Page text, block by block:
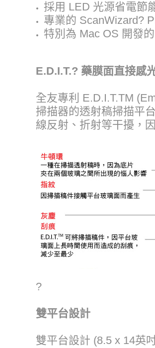
採用 LED 光源省電節
專業的 ScanWizard?
特別為 Mac OS 開發
E.D.I.T.? 藥膜面直接感
全友專利 E.D.I.T.TM
掃描器的透射稿掃描平
線反射、折射等干擾，
?
雙平台設計
雙平台設計 (8.5 x 14英